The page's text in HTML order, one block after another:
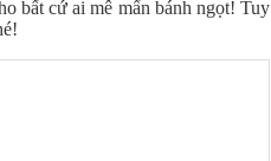
bất cứ ai mê mẩn bánh ngọt! Tuy